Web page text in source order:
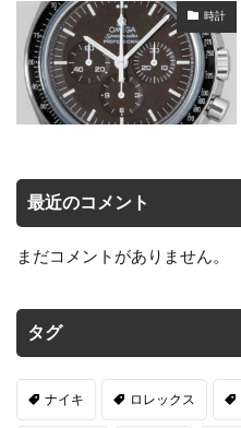
時計
最近のコメント
まだコメントがありません。
タグ
ナイキ ロレックス